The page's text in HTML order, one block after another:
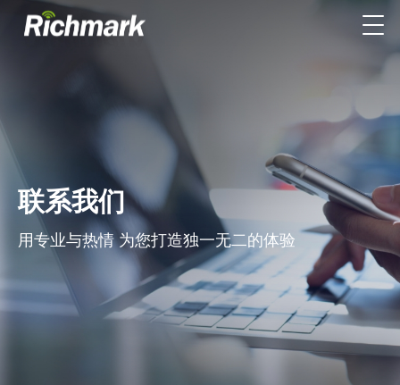
联系我们
用专业与热情 为您打造独一无二的体验